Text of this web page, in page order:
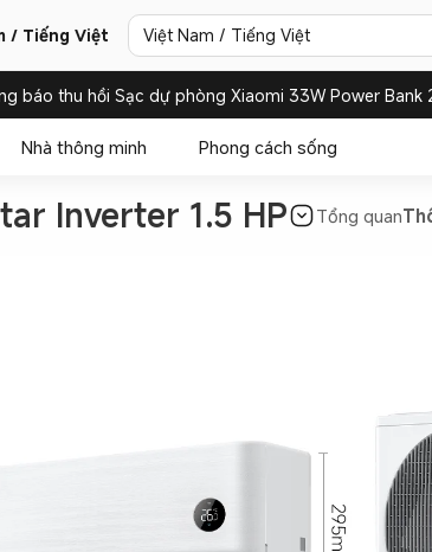
/ Tiếng Việt Việt Nam / Tiếng Việt
báo thu hồi Sạc dự phòng Xiaomi 33W Power Bank
Nhà thông minh Phong cách sống
Inverter 1.5 HP Tổng quan